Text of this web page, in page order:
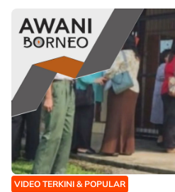
VIDEO TERKINI & POPULAR